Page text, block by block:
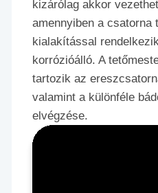
kizárólag akkor
amennyiben a csatorna
kialakítással
korrózióálló. A
tartozik az
valamint a különféle
elvégzése.